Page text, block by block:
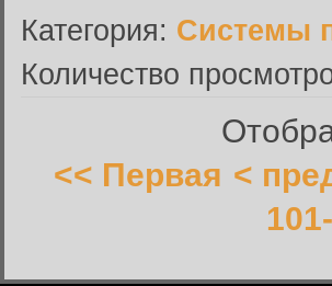
Категория: Системы
Количество
<< Первая <